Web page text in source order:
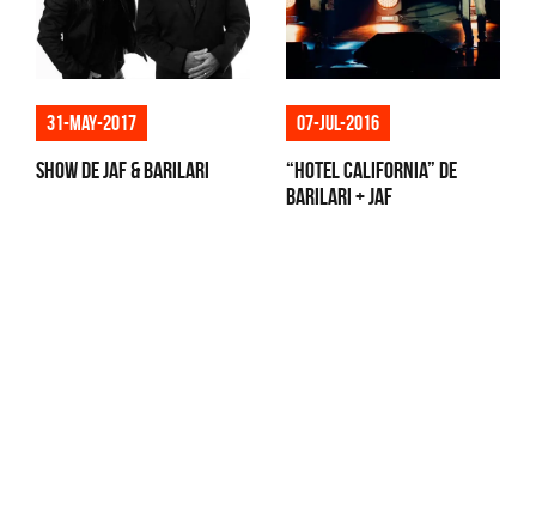
31-may-2017
Show de JAF & Barilari
07-jul-2016
“Hotel California” de
BARILARI + JAF